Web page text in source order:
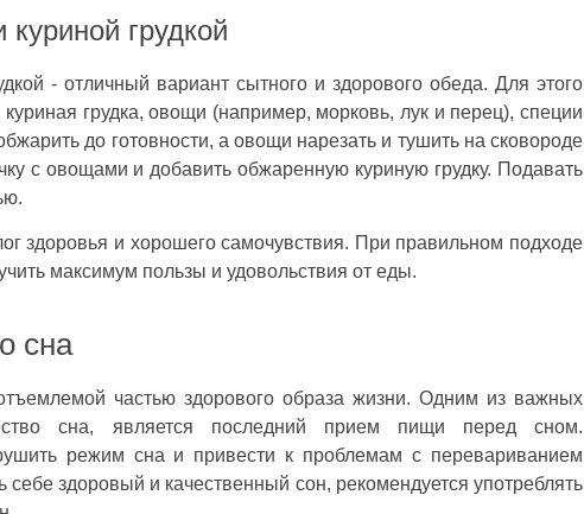
грудкой
- отличный вариант сытного и здорового обеда. Для этого
куриная грудка, овощи (например, морковь, лук и перец), специи
до готовности, а овощи нарезать и тушить на сковороде
с овощами и добавить обжаренную куриную грудку. Подавать
здоровья и хорошего самочувствия. При правильном подходе
максимум пользы и удовольствия от еды.
сна
частью здорового образа жизни. Одним из важных
сна, является последний прием пищи перед сном.
режим сна и привести к проблемам с перевариванием
себе здоровый и качественный сон, рекомендуется употреблять